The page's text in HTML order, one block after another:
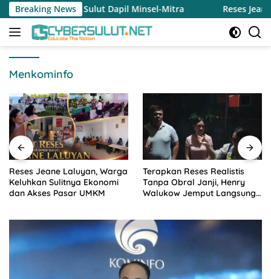
Langsung
ke
konten
Breaking News
Sulut Dapil Minsel-Mitra Reses Jeane Laluyan,
Menkominfo
Reses Jeane Laluyan, Warga
Keluhkan Sulitnya Ekonomi
dan Akses Pasar UMKM
Terapkan Reses Realistis
Tanpa Obral Janji, Henry
Walukow Jemput Langsung